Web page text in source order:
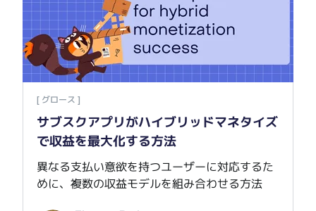
[ グロース ]
サブスクアプリがハイブリッドマネタイズ
で収益を最大化する方法
異なる支払い意欲を持つユーザーに対応するた
めに、複数の収益モデルを組み合わせる方法